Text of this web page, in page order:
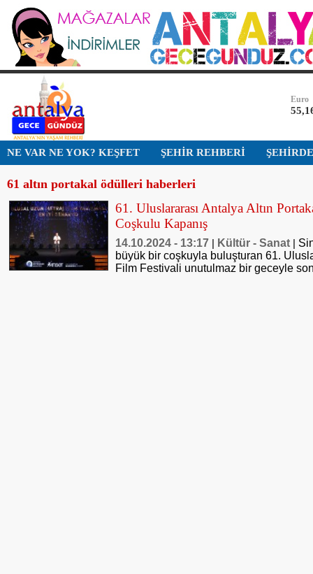
Bist-
Dolar
Euro
Altın
NE VAR NE YOK? KEŞFET ŞEHİR REHBERİ
61 altın portakal ödülleri haberleri
61. Uluslararası Antalya Altın
Coşkulu Kapanış
14.10.2024 - 13:17 Kültür - Sanat
büyük bir coşkuyla buluşturan 61.
Film Festivali unutulmaz bir geceyle